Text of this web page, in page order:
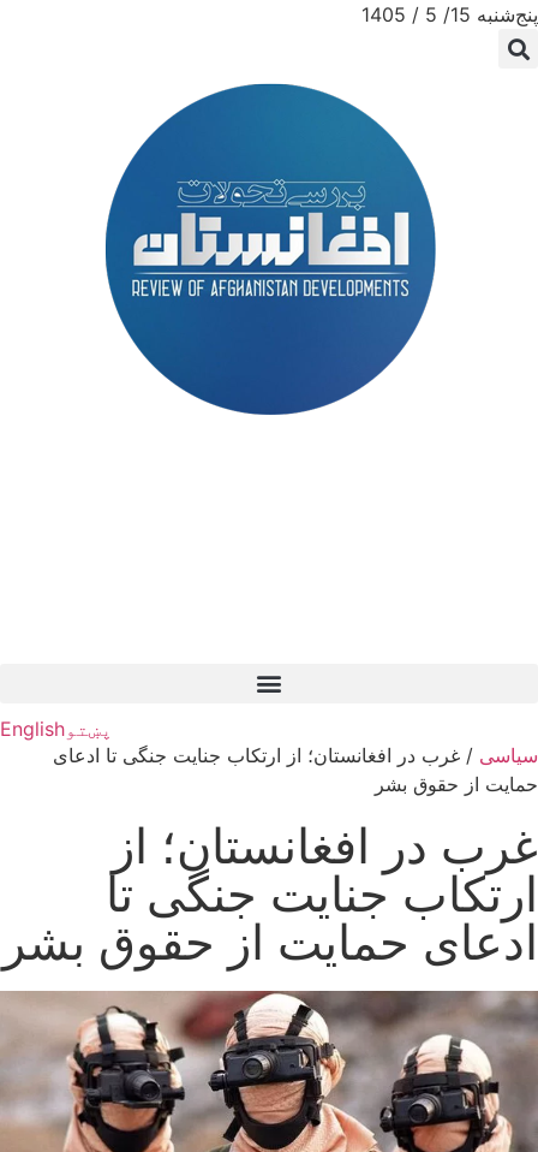
پنج‌شنبه 15/ 5 / 1405
پښتوEnglish
سیاسی / غرب در افغانستان؛ از ارتکاب جنایت جنگی تا ادعای
حمایت از حقوق بشر
غرب در افغانستان؛ از
ارتکاب جنایت جنگی تا
ادعای حمایت از حقوق بشر